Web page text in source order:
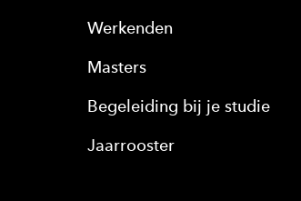
Werkenden
Masters
Begeleiding bij je studie
Jaarrooster